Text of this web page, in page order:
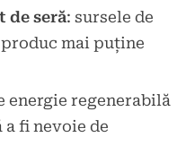
de seră: sursele de
mai puține
energie regenerabilă
fi nevoie de